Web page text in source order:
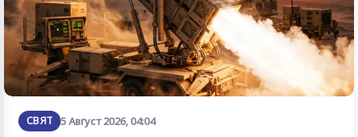
СВЯТ 5 Август 2026, 04:04